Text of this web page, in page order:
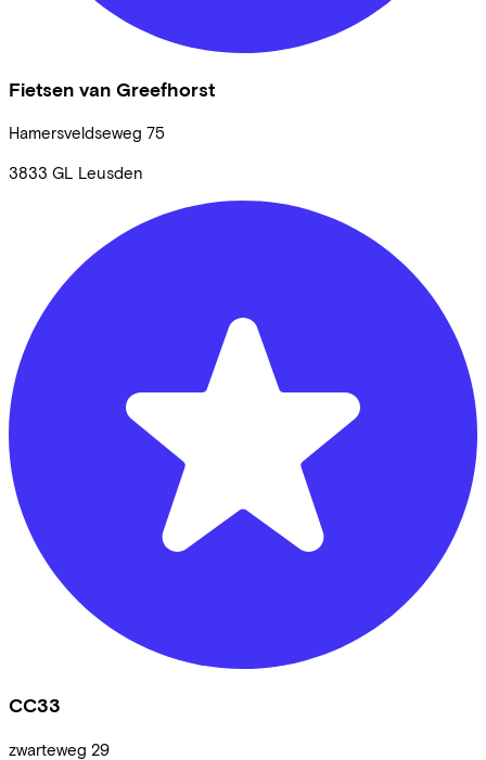
Fietsen van Greefhorst
Hamersveldseweg 75
3833 GL Leusden
CC33
zwarteweg 29